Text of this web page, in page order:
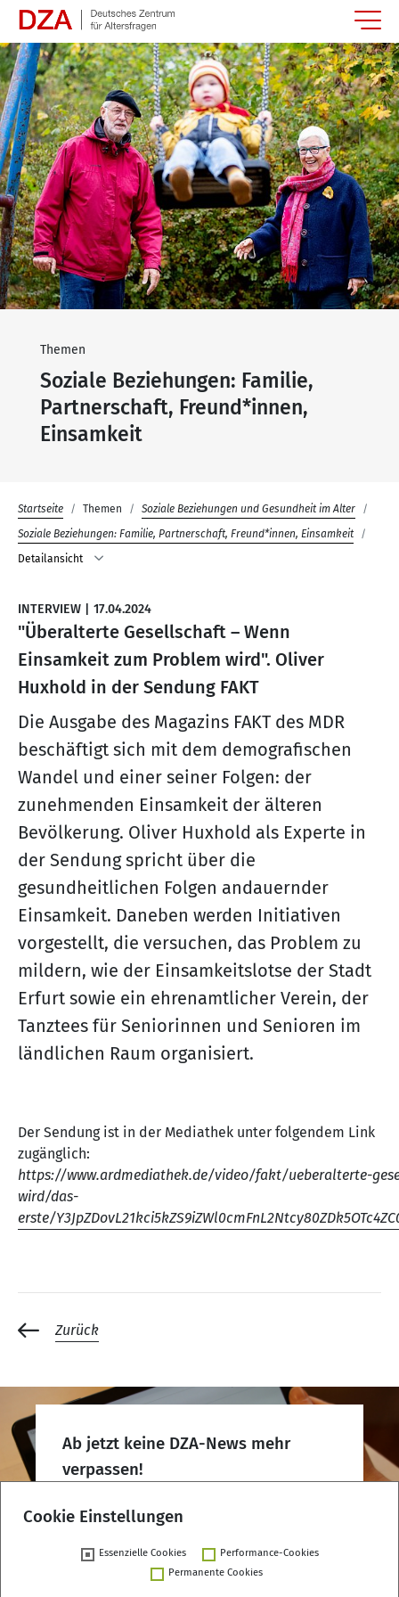
Springe zum Hauptinhalt
Themen
Soziale Beziehungen: Familie,
Partnerschaft, Freund*innen,
Einsamkeit
Startseite Themen
Soziale Beziehungen und Gesundheit im Alter
Soziale Beziehungen: Familie, Partnerschaft, Freund*innen, Einsamkeit
Detailansicht
INTERVIEW 17.04.2024
"Überalterte Gesellschaft – Wenn
Einsamkeit zum Problem wird". Oliver
Huxhold in der Sendung FAKT
Die Ausgabe des Magazins FAKT des MDR
beschäftigt sich mit dem demografischen
Wandel und einer seiner Folgen: der
zunehmenden Einsamkeit der älteren
Bevölkerung. Oliver Huxhold als Experte in
der Sendung spricht über die
gesundheitlichen Folgen andauernder
Einsamkeit. Daneben werden Initiativen
vorgestellt, die versuchen, das Problem zu
mildern, wie der Einsamkeitslotse der Stadt
Erfurt sowie ein ehrenamtlicher Verein, der
Tanztees für Seniorinnen und Senioren im
ländlichen Raum organisiert.
Der Sendung ist in der Mediathek unter folgendem Link
zugänglich:
https://www.ardmediathek.de/video/fakt/ueberalterte-
wird/das-
erste/
Zurück
Ab jetzt keine DZA-News mehr
verpassen!
Cookie Einstellungen
Essenzielle Cookies
Performance-Cookies
Permanente Cookies